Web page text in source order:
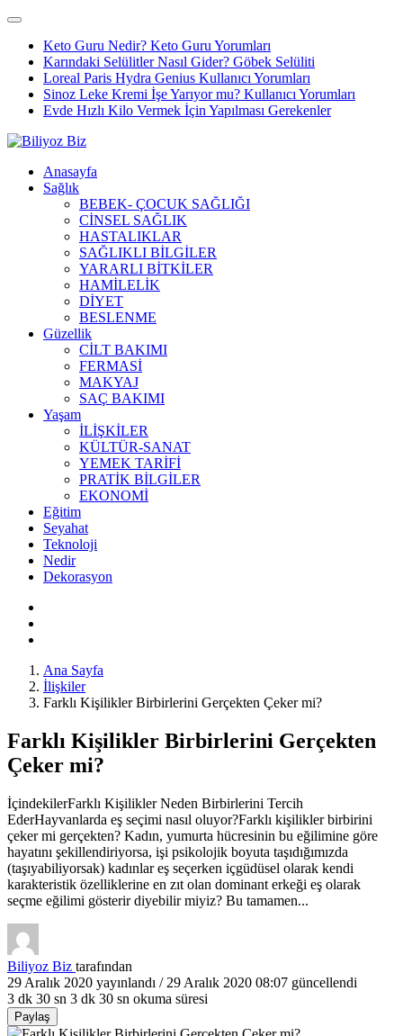
Keto Guru Nedir? Keto Guru Yorumları
Karındaki Selülitler Nasıl Gider? Göbek Selüliti
Loreal Paris Hydra Genius Kullanıcı Yorumları
Sinoz Leke Kremi İşe Yarıyor mu? Kullanıcı Yorumları
Evde Hızlı Kilo Vermek İçin Yapılması Gerekenler
Anasayfa
Sağlık
BEBEK- ÇOCUK SAĞLIĞI
CİNSEL SAĞLIK
HASTALIKLAR
SAĞLIKLI BİLGİLER
YARARLI BİTKİLER
HAMİLELİK
DİYET
BESLENME
Güzellik
CİLT BAKIMI
FERMASİ
MAKYAJ
SAÇ BAKIMI
Yaşam
İLİŞKİLER
KÜLTÜR-SANAT
YEMEK TARİFİ
PRATİK BİLGİLER
EKONOMİ
Eğitim
Seyahat
Teknoloji
Nedir
Dekorasyon
Ana Sayfa
İlişkiler
Farklı Kişilikler Birbirlerini Gerçekten Çeker mi?
Farklı Kişilikler Birbirlerini Gerçekten
Çeker mi?
İçindekilerFarklı Kişilikler Neden Birbirlerini Tercih
EderHayvanlarda eş seçimi nasıl oluyor?Farklı kişilikler birbirini
çeker mi gerçekten? Kadın, yumurta hücresinin bu eğilimine göre
hayatını şekillendiriyorsa, işi psikolojik boyuta taşıdığımızda
(taşıyabiliyorsak) kadınlar eş seçerken içgüdüsel olarak kendi
karakteristik özelliklerine en zıt olan dominant erkeği eş olarak
seçme eğilimi gösterir diyebilir miyiz? Bu tamamen...
Biliyoz Biz tarafından
29 Aralık 2020 yayınlandı / 29 Aralık 2020 08:07 güncellendi
3 dk 30 sn 3 dk 30 sn okuma süresi
Paylaş